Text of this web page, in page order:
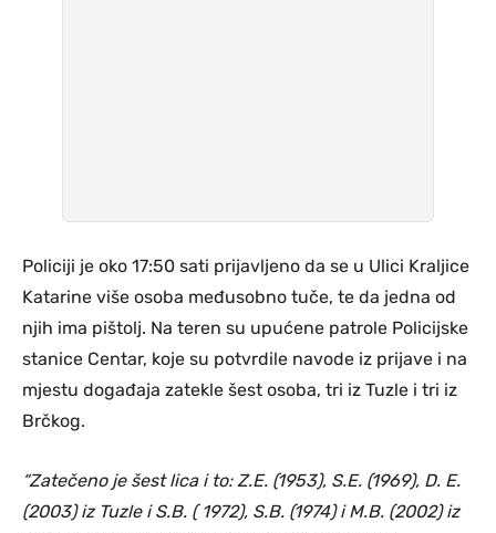
Policiji je oko 17:50 sati prijavljeno da se u Ulici Kraljice
Katarine više osoba međusobno tuče, te da jedna od
njih ima pištolj. Na teren su upućene patrole Policijske
stanice Centar, koje su potvrdile navode iz prijave i na
mjestu događaja zatekle šest osoba, tri iz Tuzle i tri iz
Brčkog.
“Zatečeno je šest lica i to: Z.E. (1953), S.E. (1969), D. E.
(2003) iz Tuzle i S.B. ( 1972), S.B. (1974) i M.B. (2002) iz